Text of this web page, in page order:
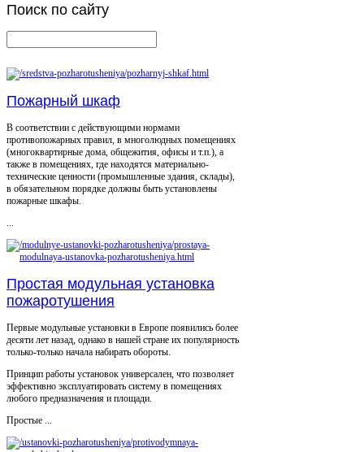
Поиск по сайту
Пожарный шкаф
В соответствии с действующими нормами
противопожарных правил, в многолюдных помещениях
(многоквартирные дома, общежития, офисы и т.п.), а
также в помещениях, где находятся материально-
технические ценности (промышленные здания, склады),
в обязательном порядке должны быть установлены
пожарные шкафы.
...
Простая модульная установка
пожаротушения
Первые модульные установки в Европе появились более
десяти лет назад, однако в нашей стране их популярность
только-только начала набирать обороты.
Принцип работы установок универсален, что позволяет
эффективно эксплуатировать систему в помещениях
любого предназначения и площади.
Простые ...